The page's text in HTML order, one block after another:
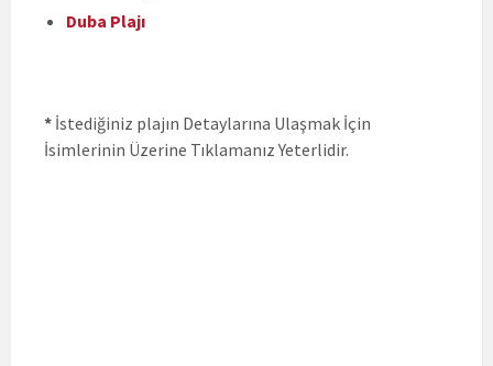
Duba Plajı
* İstediğiniz plajın Detaylarına Ulaşmak İçin
İsimlerinin Üzerine Tıklamanız Yeterlidir.